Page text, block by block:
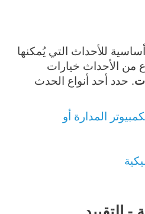
أساسية للأحداث التي يُمكنها
من الأحداث خيارات
. حدد أحد أنواع الحدث
المدارة أو